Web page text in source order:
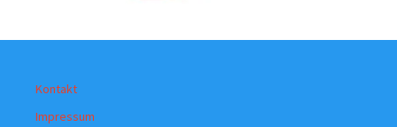
Kontakt
Impressum